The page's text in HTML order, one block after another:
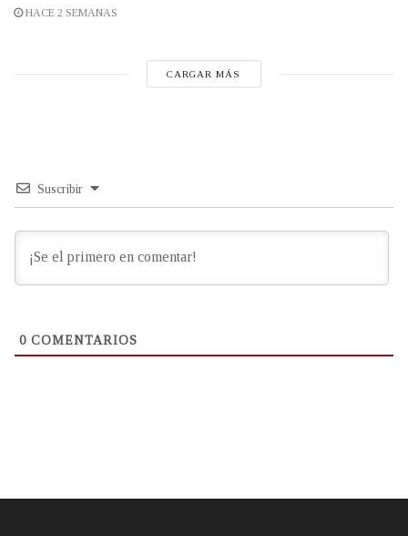
HACE 2 SEMANAS
CARGAR MÁS
Suscribir
0 COMENTARIOS